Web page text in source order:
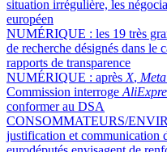
situation irrégulière, les
européen
NUMÉRIQUE : les 19 très
de recherche désignés dans le
rapports de transparence
NUMÉRIQUE : après X, Meta
Commission interroge
conformer au DSA
CONSOMMATEURS/
justification et communication